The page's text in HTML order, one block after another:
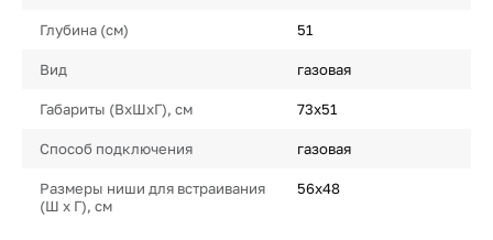
Глубина (см) 51
Вид газовая
Габариты (ВхШхГ), см 73х51
Способ подключения газовая
Размеры ниши для встраивания
(Ш х Г), см
56х48